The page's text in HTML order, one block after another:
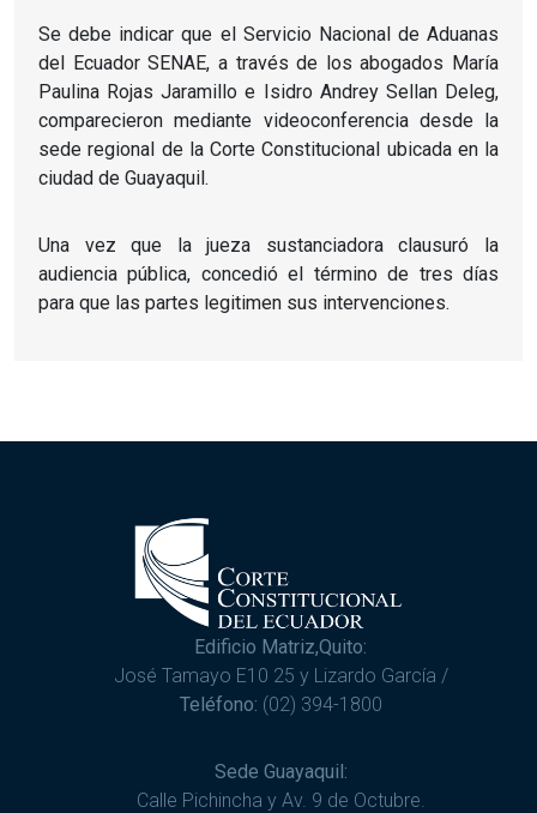
Se debe indicar que el Servicio Nacional de Aduanas
del Ecuador SENAE, a través de los abogados María
Paulina Rojas Jaramillo e Isidro Andrey Sellan Deleg,
comparecieron mediante videoconferencia desde la
sede regional de la Corte Constitucional ubicada en la
ciudad de Guayaquil.
Una vez que la jueza sustanciadora clausuró la
audiencia pública, concedió el término de tres días
para que las partes legitimen sus intervenciones.
Edificio Matriz,Quito:
José Tamayo E10 25 y Lizardo García /
Teléfono: (02) 394-1800
Sede Guayaquil:
Calle Pichincha y Av. 9 de Octubre.